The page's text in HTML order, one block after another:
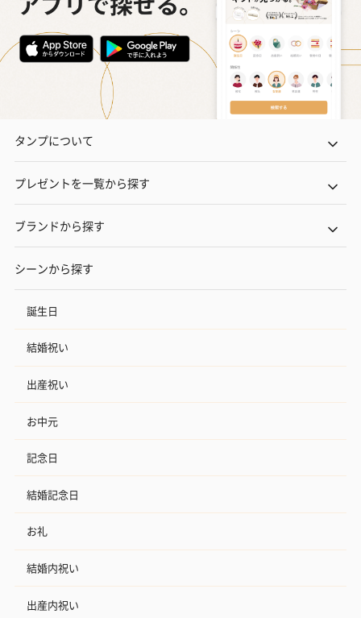
タンプについて
プレゼントを一覧から探す
ブランドから探す
シーンから探す
誕生日
結婚祝い
出産祝い
お中元
記念日
結婚記念日
お礼
結婚内祝い
出産内祝い